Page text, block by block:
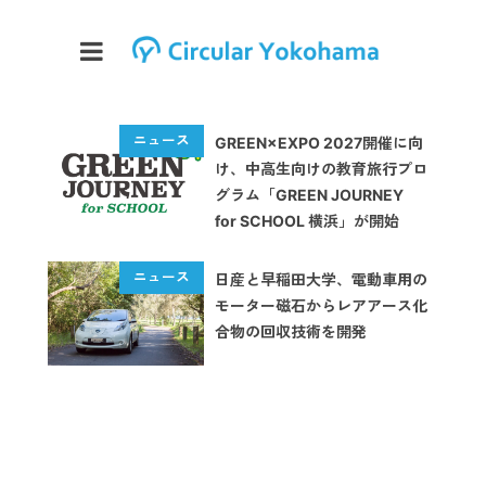
GREEN×EXPO 2027開催に向
け、中高生向けの教育旅行プロ
グラム「GREEN JOURNEY
for SCHOOL 横浜」が開始
日産と早稲田大学、電動車用の
モーター磁石からレアアース化
合物の回収技術を開発